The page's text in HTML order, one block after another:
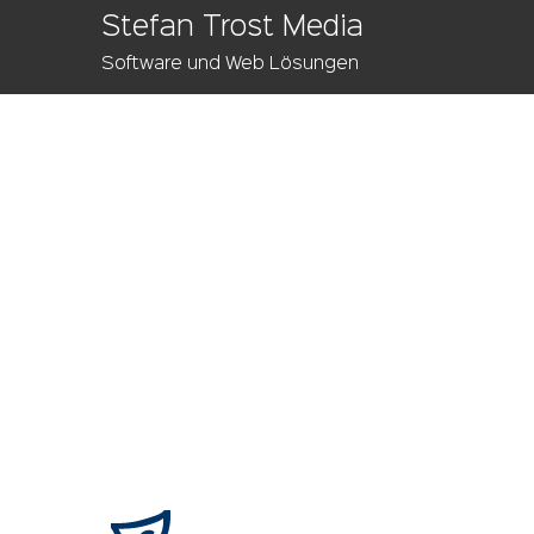
Stefan Trost Media
Software und Web Lösungen